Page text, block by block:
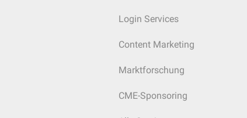
Login Services
Content Marketing
Marktforschung
CME-Sponsoring